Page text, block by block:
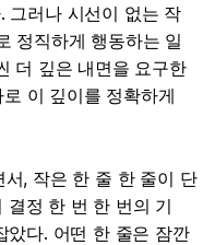
그러나 시선이 없는 작
정직하게 행동하는 일
더 깊은 내면을 요구한
이 깊이를 정확하게
, 작은 한 줄 한 줄이 단
결정 한 번 한 번의 기
았다. 어떤 한 줄은 잠깐